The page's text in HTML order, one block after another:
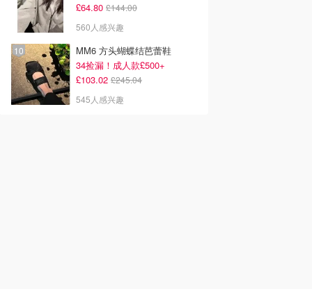
£64.80 £144.00
560人感兴趣
MM6 方头蝴蝶结芭蕾鞋
34捡漏！成人款£500+
£103.02 £245.04
545人感兴趣